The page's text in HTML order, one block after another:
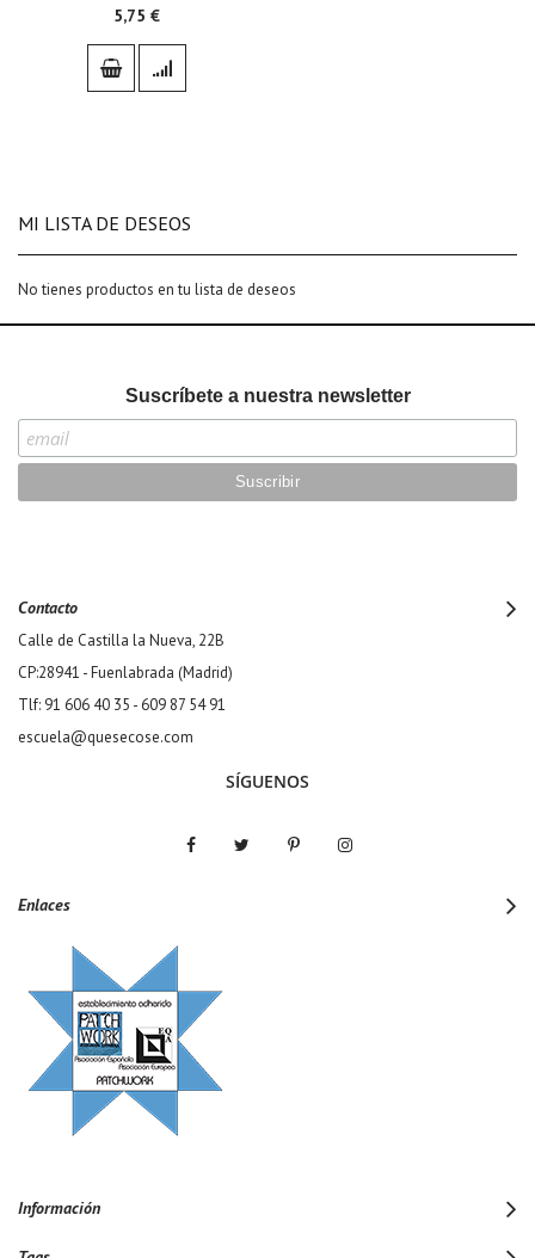
5,75 €
MI LISTA DE DESEOS
No tienes productos en tu lista de deseos
Suscríbete a nuestra newsletter
Contacto
Calle de Castilla la Nueva, 22B
CP:28941 - Fuenlabrada (Madrid)
Tlf: 91 606 40 35 - 609 87 54 91
escuela@quesecose.com
SÍGUENOS
Enlaces
Información